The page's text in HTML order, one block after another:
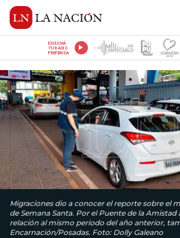
ESCUCHÁ
TU RADIO
PREFERIDA
Migraciones dio a conocer el reporte sobre el
de Semana Santa. Por el Puente de la
relación al mismo periodo del año anterior,
Encarnación/Posadas. Foto: Dolly Galeano